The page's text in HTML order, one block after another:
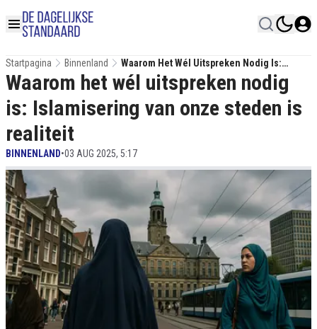
Startpagina Binnenland
Waarom Het Wél Uitspreken Nodig Is:
Islamisering Van Onze Steden Is Realiteit
Waarom het wél uitspreken nodig
is: Islamisering van onze steden is
realiteit
BINNENLAND•03 AUG 2025, 5:17